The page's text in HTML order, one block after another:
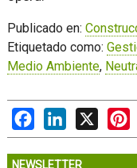
Publicado en:
Etiquetado como:
Medio Ambiente,
FacebookLinkedIn
X
NEWSLETTER